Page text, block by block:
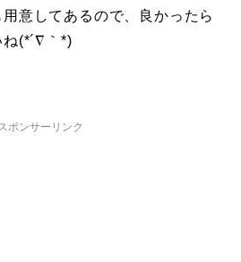
意してあるので、良かったら
(*´∇｀*)
ポンサーリンク